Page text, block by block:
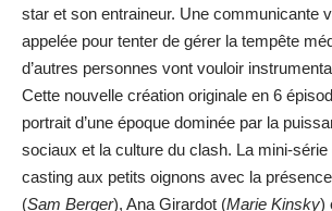
star et son entraineur. Une communicante
appelée pour tenter de gérer la tempête
d’autres personnes vont vouloir
Cette nouvelle création originale en 6
portrait d’une époque dominée par la
sociaux et la culture du clash. La mini-
casting aux petits oignons avec la
(Sam Berger), Ana Girardot (Marie Kinsky)